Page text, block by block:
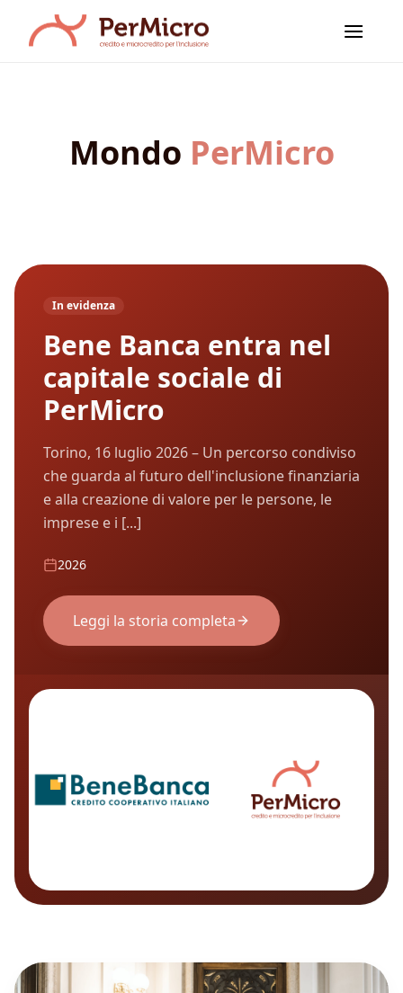
contenuti
Mondo PerMicro
In evidenza
Bene Banca entra nel
capitale sociale di
PerMicro
Torino, 16 luglio 2026 – Un percorso condiviso
che guarda al futuro dell'inclusione finanziaria
e alla creazione di valore per le persone, le
imprese e i [...]
2026
Leggi la storia completa